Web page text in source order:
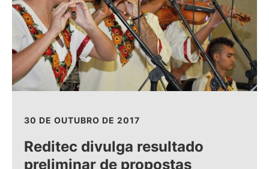
30 DE OUTUBRO DE 2017
Reditec divulga resultado
preliminar de propostas